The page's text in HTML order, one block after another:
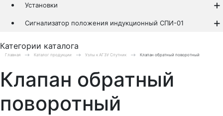
Установки
Сигнализатор положения индукционный СПИ-01
Категории каталога
Главная Каталог продукции Узлы к АГЗУ Спутник Клапан обратный поворотный
Клапан обратный
поворотный